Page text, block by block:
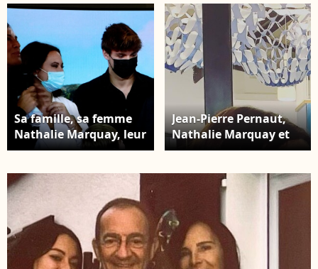
Sa famille, sa femme
Nathalie Marquay, leur
fils Tom Pernaut, Lou
Fils Léo - Dernier JT de
Jean-Pierre Pernaut sur
TF1 aprés 33 ans de
présentation. Paris, le
18 Décembre 2020. ©
Dominique Jacovides /
Jean-Pierre Pernaut,
Nathalie Marquay et
leurs deux enfants,